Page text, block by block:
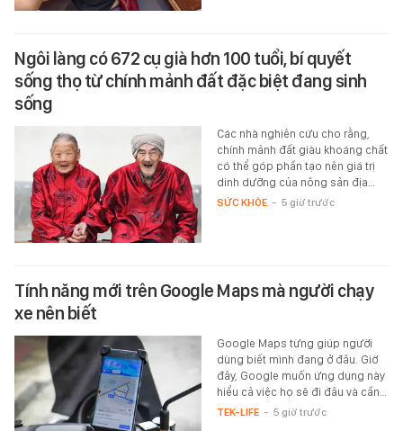
Ngôi làng có 672 cụ già hơn 100 tuổi, bí quyết
sống thọ từ chính mảnh đất đặc biệt đang sinh
sống
Các nhà nghiên cứu cho rằng,
chính mảnh đất giàu khoáng chất
có thể góp phần tạo nên giá trị
dinh dưỡng của nông sản địa…
SỨC KHỎE - 5 giờ trước
Tính năng mới trên Google Maps mà người chạy
xe nên biết
Google Maps từng giúp người
dùng biết mình đang ở đâu. Giờ
đây, Google muốn ứng dụng này
hiểu cả việc họ sẽ đi đâu và cần…
TEK-LIFE - 5 giờ trước